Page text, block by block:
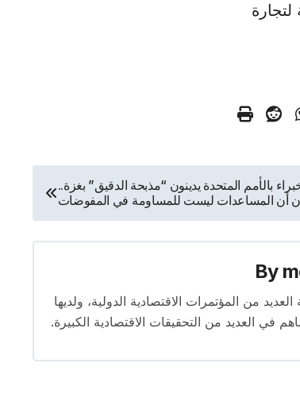
بالأمم المتحدة يدينون “مذبحة الدقيق” بغزة..
أن المساعدات ليست للمساومة في المفوضات
By
عامًا. شاركت في تغطية العديد من المؤتمرات الاقتصادية الدولية، ولديها
في العديد من التحقيقات الاقتصادية الكبيرة.